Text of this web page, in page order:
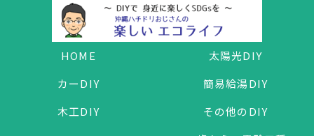
HOME
太陽光DIY
カーDIY
簡易給湯DIY
木工DIY
その他のDIY